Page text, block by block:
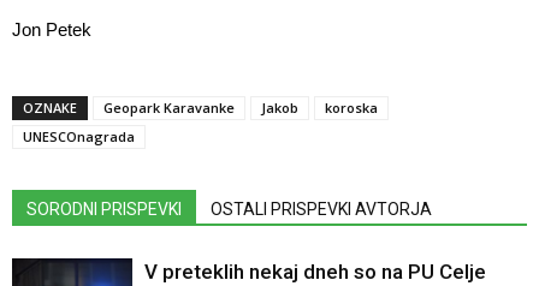
Jon Petek
OZNAKE Geopark Karavanke Jakob
koroska
UNESCOnagrada
SORODNI PRISPEVKI OSTALI PRISPEVKI AVTORJA
V preteklih nekaj dneh so na PU Celje